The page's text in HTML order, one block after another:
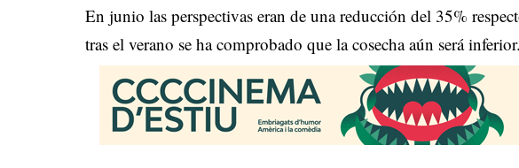
En junio las perspectivas eran de una reducción del 35%
tras el verano se ha comprobado que la cosecha aún será inferior.